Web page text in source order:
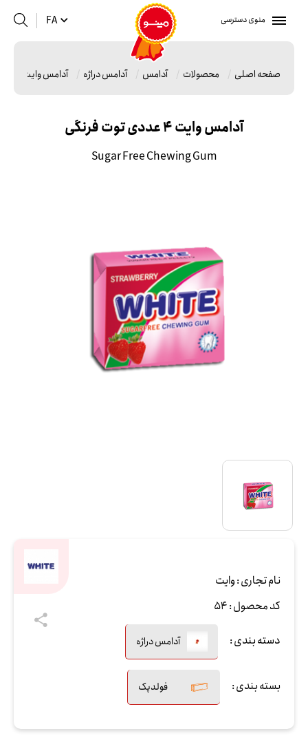
منوی دسترسی FA
صفحه اصلی محصولات آدامس آدامس دراژه آدامس وایت 4 عددی توت فرنگی
آدامس وایت 4 عددی توت فرنگی
Sugar Free Chewing Gum
نام تجاری :وایت
کد محصول :54
دسته بندی : آدامس دراژه
بسته بندی : فولدپک